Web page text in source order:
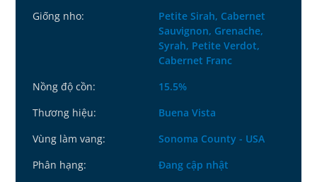
Giống nho:
Petite Sirah, Cabernet
Sauvignon, Grenache,
Syrah, Petite Verdot,
Cabernet Franc
Nồng độ cồn:
15.5%
Thương hiệu:
Buena Vista
Vùng làm vang:
Sonoma County - USA
Phân hạng:
Đang cập nhật